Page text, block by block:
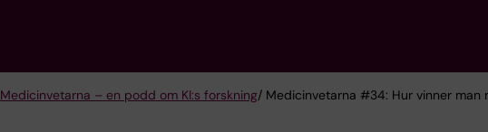
Medicinvetarna – en podd om KI:s forskning/ Medicinvetarna #34: Hur vinner man